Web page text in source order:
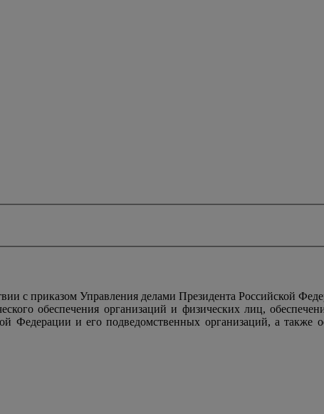
с приказом Управления делами Президента Российской
обеспечения организаций и физических лиц,
Федерации и его подведомственных организаций, а также